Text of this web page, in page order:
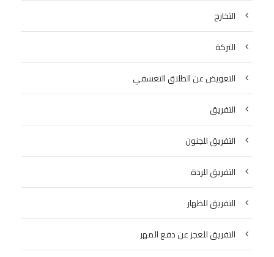
التخارج
التركة
التعويض عن الطلاق التعسفي
التفريق
التفريق للجنون
التفريق للردة
التفريق للظهار
التفريق للعجز عن دفع المهر